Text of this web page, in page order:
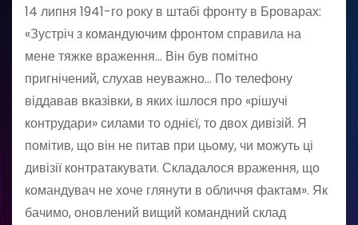
14 липня 1941-го року в штабі фронту в Броварах:
«Зустріч з командуючим фронтом справила на
мене тяжке враження… Він був помітно
пригнічений, слухав неуважно… По телефону
віддавав вказівки, в яких ішлося про «рішучі
контрудари» силами то однієї, то двох дивізій. Я
помітив, що він не питав при цьому, чи можуть ці
дивізії контратакувати. Складалося враження, що
командувач не хоче глянути в обличчя фактам». Як
бачимо, оновлений вищий командний склад